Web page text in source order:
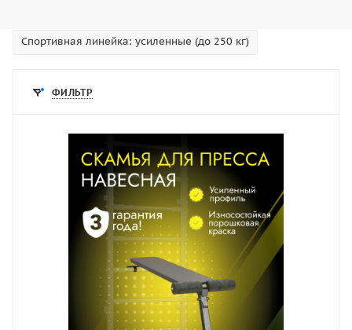
Спортивная линейка: усиленные (до 250 кг)
ФИЛЬТР